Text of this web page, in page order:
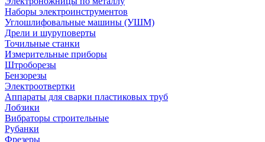
Наборы электроинструментов
Углошлифовальные машины (УШМ)
Дрели и шуруповерты
Точильные станки
Измерительные приборы
Штроборезы
Бензорезы
Электроотвертки
Аппараты для сварки пластиковых труб
Лобзики
Вибраторы строительные
Рубанки
Фрезеры